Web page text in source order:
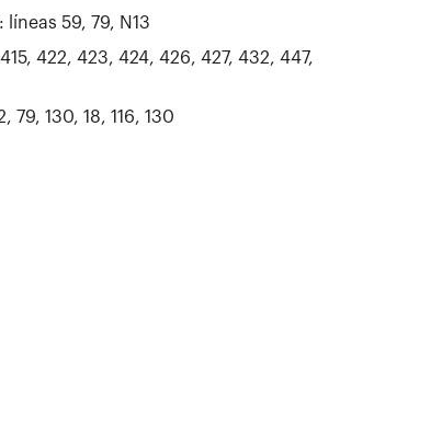
59, 79, N13
422, 423, 424, 426, 427, 432, 447,
79, 130, 18, 116, 130